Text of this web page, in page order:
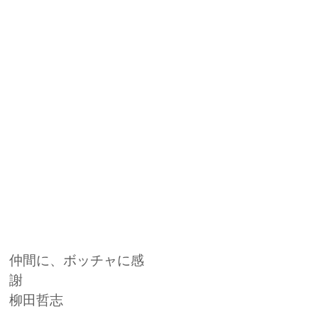
仲間に、ボッチャに感
柳田哲志